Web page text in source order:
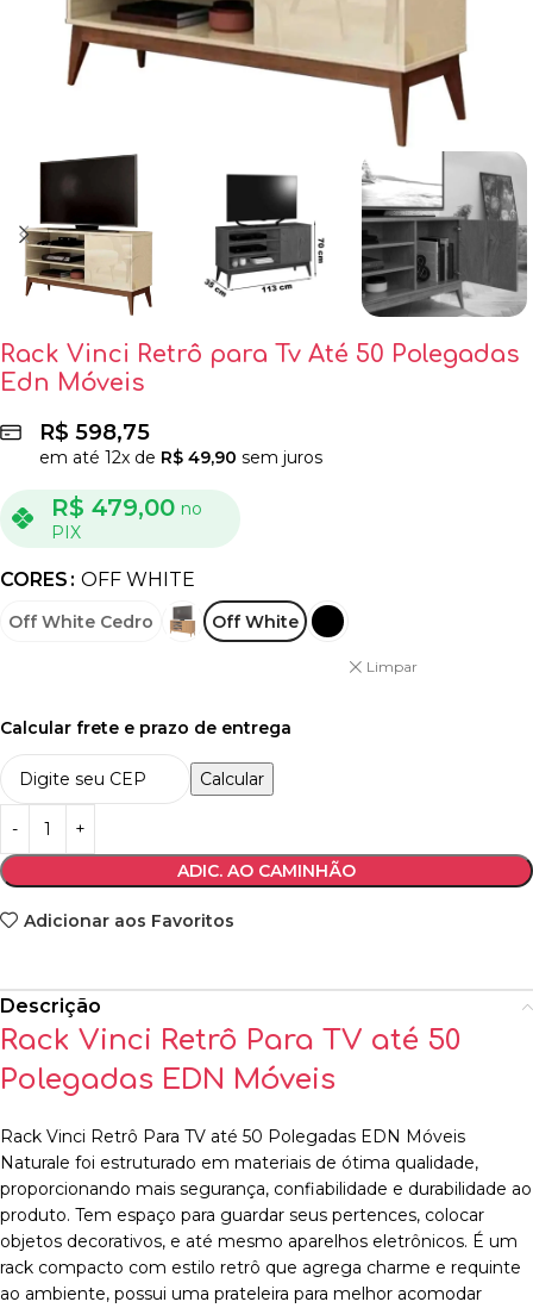
Rack Vinci Retrô para Tv Até 50 Polegadas
Edn Móveis
R$ 598,75
em até 12x de R$ 49,90 sem juros
R$ 479,00 no
PIX
CORES OFF WHITE
Off White Cedro Off White
Limpar
Calcular frete e prazo de entrega
Calcular
ADIC. AO CAMINHÃO
Adicionar aos Favoritos
Descrição
Rack Vinci Retrô Para TV até 50
Polegadas EDN Móveis
Rack Vinci Retrô Para TV até 50 Polegadas EDN Móveis
Naturale foi estruturado em materiais de ótima qualidade,
proporcionando mais segurança, confiabilidade e durabilidade ao
produto. Tem espaço para guardar seus pertences, colocar
objetos decorativos, e até mesmo aparelhos eletrônicos. É um
rack compacto com estilo retrô que agrega charme e requinte
ao ambiente, possui uma prateleira para melhor acomodar